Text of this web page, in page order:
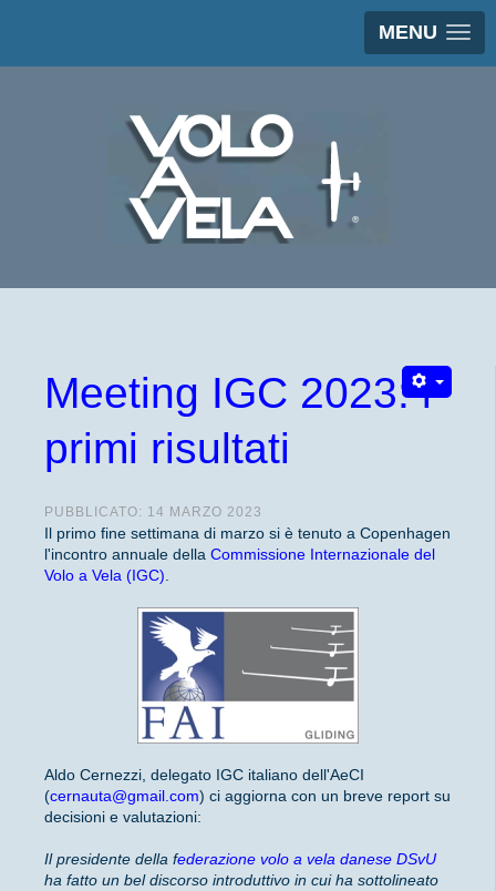
MENU
Meeting IGC 2023: i
primi risultati
PUBBLICATO: 14 MARZO 2023
Il primo fine settimana di marzo si è tenuto a Copenhagen
l'incontro annuale della Commissione Internazionale del
Volo a Vela (IGC)
Aldo Cernezzi, delegato IGC italiano dell'AeCI
(cernauta@gmail.com) ci aggiorna con un breve report su
decisioni e valutazioni:
Il presidente della federazione volo a vela danese DSvU
ha fatto un bel discorso introduttivo in cui ha sottolineato